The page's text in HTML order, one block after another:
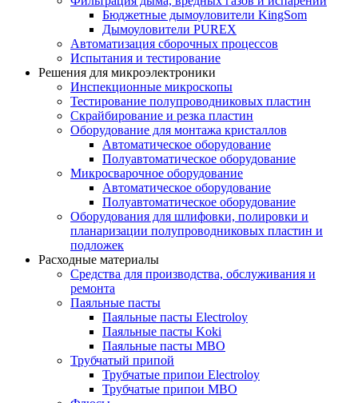
Бюджетные дымоуловители KingSom
Дымоуловители PUREX
Автоматизация сборочных процессов
Испытания и тестирование
Решения для микроэлектроники
Инспекционные микроскопы
Тестирование полупроводниковых пластин
Скрайбирование и резка пластин
Оборудование для монтажа кристаллов
Автоматическое оборудование
Полуавтоматическое оборудование
Микросварочное оборудование
Автоматическое оборудование
Полуавтоматическое оборудование
Оборудования для шлифовки, полировки и
планаризации полупроводниковых пластин и
подложек
Расходные материалы
Средства для производства, обслуживания и
ремонта
Паяльные пасты
Паяльные пасты Electroloy
Паяльные пасты Koki
Паяльные пасты MBO
Трубчатый припой
Трубчатые припои Electroloy
Трубчатые припои MBO